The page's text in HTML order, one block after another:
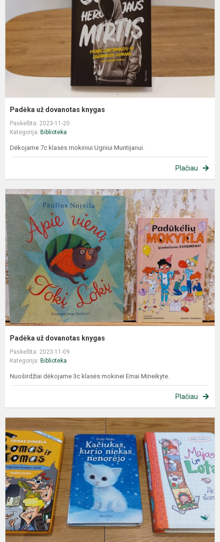
Padėka už dovanotas knygas
Paskelbta: 2023-11-20
Kategorija: Biblioteka
Dėkojame 7c klasės mokiniui Ugniui Muntijanui.
Plačiau
Padėka už dovanotas knygas
Paskelbta: 2023-11-09
Kategorija: Biblioteka
Nuoširdžiai dėkojame 3c klasės mokinei Emai Mineikyte.
Plačiau